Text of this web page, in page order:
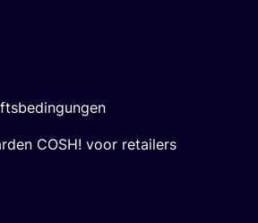
COSH! voor retailers